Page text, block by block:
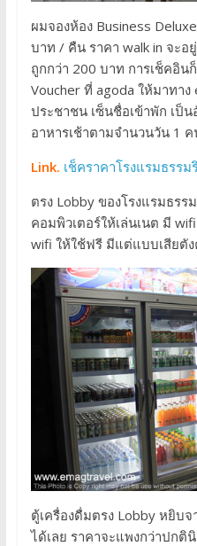
ผมจองห้อง Business
บาท / คืน ราคา walk in จะอ
ถูกกว่า 200 บาท การเช็คอิน
Voucher ที่ agoda ให้มาทา
ประชาชน เซ็นชื่อเข้าพัก เป็
อาหารเช้าตามจำนวนวัน 1
Link. เช็คราคาโรงแรมธรร
ตรง Lobby ของโรงแรมธร
คอมพิวเตอร์ให้เล่นเนต มี
wifi ให้ใช้ฟรี มีแต่แบบเสียตั
ตู้เครื่องดื่มตรง Lobby หยิบ
ได้เลย ราคาจะแพงกว่าปกติ